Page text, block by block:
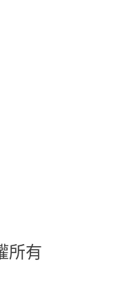
所有